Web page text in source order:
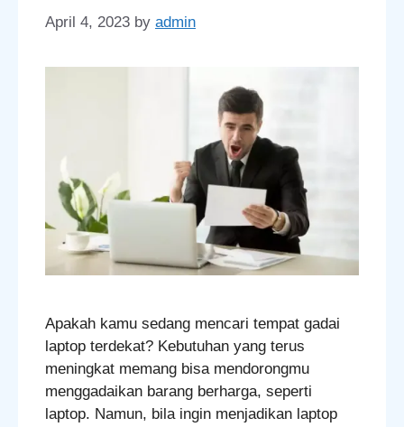
April 4, 2023 by admin
Apakah kamu sedang mencari tempat gadai
laptop terdekat? Kebutuhan yang terus
meningkat memang bisa mendorongmu
menggadaikan barang berharga, seperti
laptop. Namun, bila ingin menjadikan laptop